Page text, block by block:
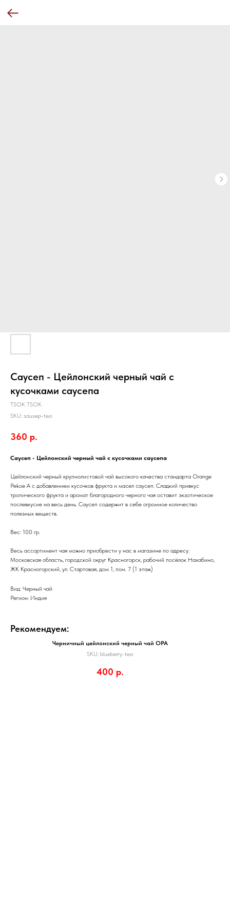
Саусеп - Цейлонский черный чай с
кусочками саусепа
TSOK TSOK
SKU: sausep-tea
360 р.
Саусеп - Цейлонский черный чай с кусочками саусепа
Цейлонский черный крупнолистовой чай высокого качества стандарта Orange
Pekoe A с добавлением кусочков фрукта и масел саусеп. Сладкий привкус
тропического фрукта и аромат благородного черного чая оставит экзотическое
послевкусие на весь день. Саусеп содержит в себе огромное количество
полезных веществ.
Вес: 100 гр.
Весь ассортимент чая можно приобрести у нас в магазине по адресу:
Московская область, городской округ Красногорск, рабочий посёлок Нахабино,
ЖК Красногорский, ул. Стартовая, дом 1, пом. 7 (1 этаж)
Вид: Черный чай
Регион: Индия
Рекомендуем:
Черничный цейлонский черный чай OPA
SKU: blueberry-tea
400 р.